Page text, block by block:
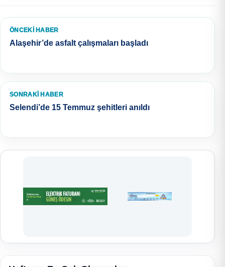
ÖNCEKI HABER
Alaşehir’de asfalt çalışmaları başladı
SONRAKI HABER
Selendi’de 15 Temmuz şehitleri anıldı